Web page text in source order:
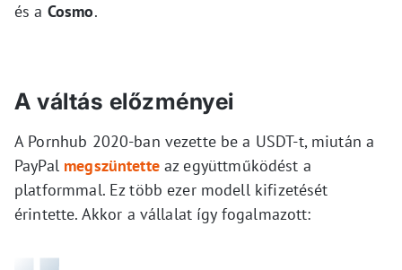
és a Cosmo.
A váltás előzményei
A Pornhub 2020-ban vezette be a USDT-t, miután a
PayPal megszüntetteaz együttműködést a
platformmal. Ez több ezer modell kifizetését
érintette. Akkor a vállalat így fogalmazott: